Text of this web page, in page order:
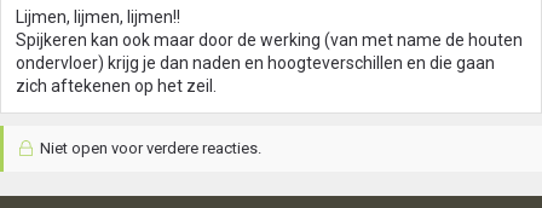
Lijmen, lijmen, lijmen!!
Spijkeren kan ook maar door de werking (van met name de houten
ondervloer) krijg je dan naden en hoogteverschillen en die gaan
zich aftekenen op het zeil.
Niet open voor verdere reacties.